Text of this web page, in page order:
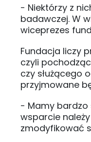
- Niektórzy z
badawczej. W
wiceprezes
Fundacja liczy
czyli
czy służącego
przyjmowane
- Mamy bardzo
wsparcie
zmodyfikować